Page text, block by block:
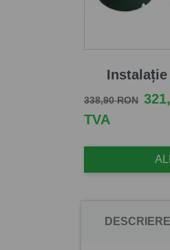
Pret de baza
338,90 RON Pret
TVA